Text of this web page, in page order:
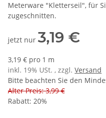
Meterware "Kletterseil", für
zugeschnitten.
jetzt nur 3,19 €
3,19 € pro 1 m
inkl. 19% USt. , zzgl. Versand
Bitte beachten Sie den
Alter Preis: 3,99 €
Rabatt: 20%